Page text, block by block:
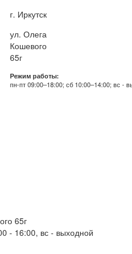
г. Иркутск
ул. Олега
Кошевого
65г
Режим работы:
пн-пт 09:00–18:00; сб 10:00–14:00; вс -
65г
- 16:00, вс - выходной